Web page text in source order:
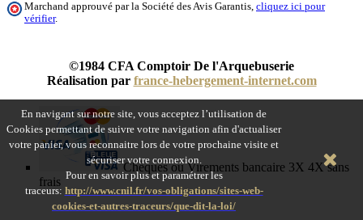
En navigant sur notre site, vous acceptez l’utilisation de
Cookies permettant de suivre votre navigation afin d'actualiser
votre panier, vous reconnaitre lors de votre prochaine visite et
sécuriser votre connexion.
Pour en savoir plus et paramétrer les
traceurs: http://www.cnil.fr/vos-obligations/sites-web-
cookies-et-autres-traceurs/que-dit-la-loi/
Marchand approuvé par la Société des Avis Garantis, cliquez ici pour
vérifier.
©1984 CFA Comptoir De l'Arquebuserie
Réalisation par france-hebergement-internet.com
Chèques ou Virements bancaire 3X 4X sans
frais